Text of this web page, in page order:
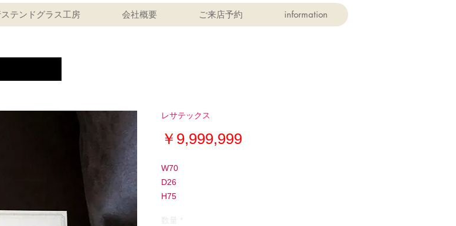
テンドグラス工房 会社概要 ご来店予約 information
レサテックス
￥9,999,999価
W70
D26
H75